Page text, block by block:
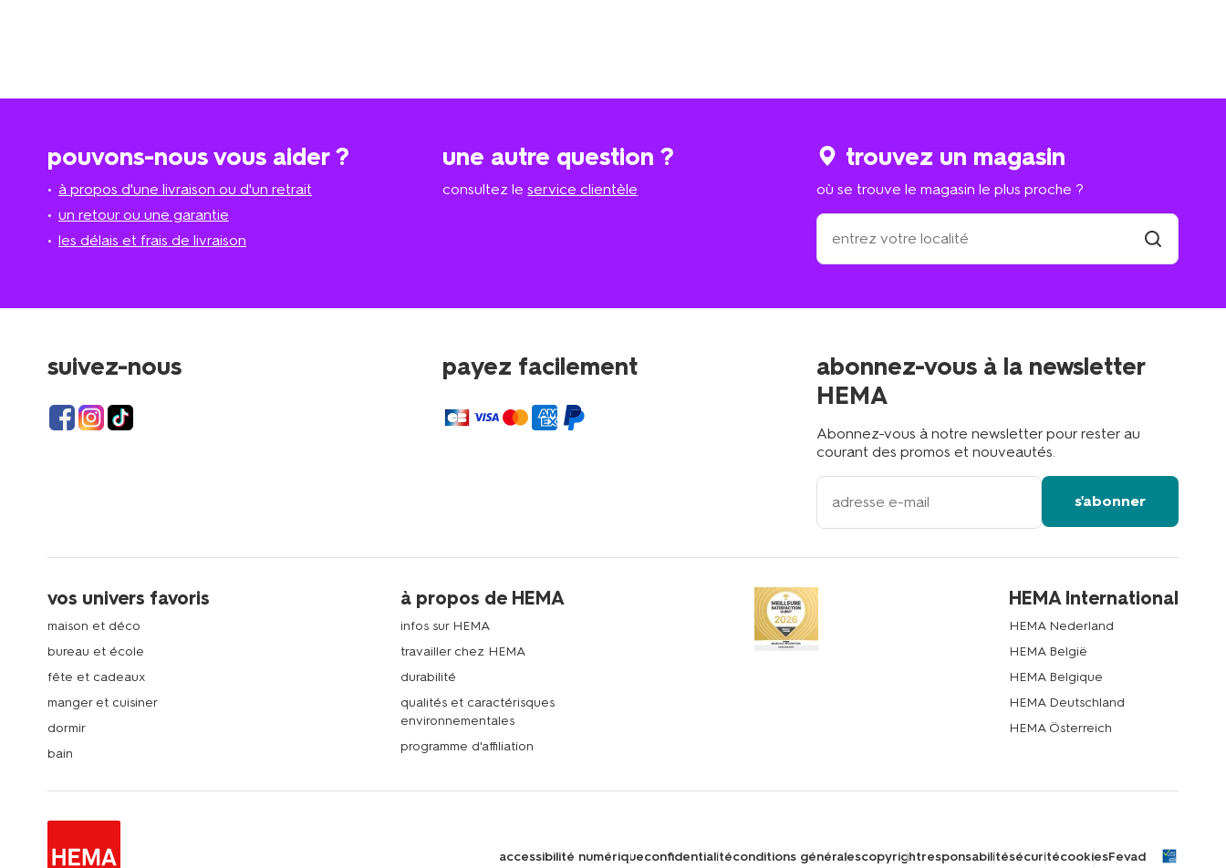
pouvons-nous vous aider ?
à propos d'une livraison ou d'un retrait
un retour ou une garantie
les délais et frais de livraison
une autre question ?
consultez leservice clientèle
trouvez un magasin
où se trouve le magasin le plus proche ?
où
trouve
le
?
trouver
suivez-nous payez facilement
abonnez-vous à la newsletter
HEMA
Abonnez-vous à notre newsletter pour rester au
courant des promos et nouveautés.
votre
adresse
s'abonner
vos univers favoris
maison et déco
bureau et école
fête et cadeaux
manger et cuisiner
dormir
bain
à propos de HEMA
infos sur HEMA
travailler chez HEMA
durabilité
qualités et caractérisques
environnementales
programme d'affiliation
HEMA International
HEMA Nederland
HEMA België
HEMA Belgique
HEMA Deutschland
HEMA Österreich
accessibilité numériqueconfidentialitéconditions généralescopyrightresponsabilitésécuritécookiesFevad